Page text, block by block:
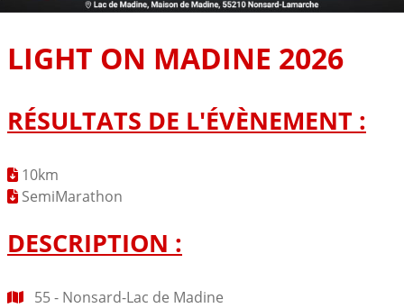
LIGHT ON MADINE 2026
RÉSULTATS DE L'ÉVÈNEMENT :
10km
SemiMarathon
DESCRIPTION :
55 - Nonsard-Lac de Madine